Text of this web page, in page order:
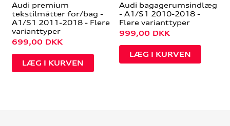
Audi premium
tekstilmåtter for/bag -
A1/S1 2011-2018 - Flere
varianttyper
699,00 DKK
Audi bagagerumsindlæg
- A1/S1 2010-2018 -
Flere varianttyper
999,00 DKK